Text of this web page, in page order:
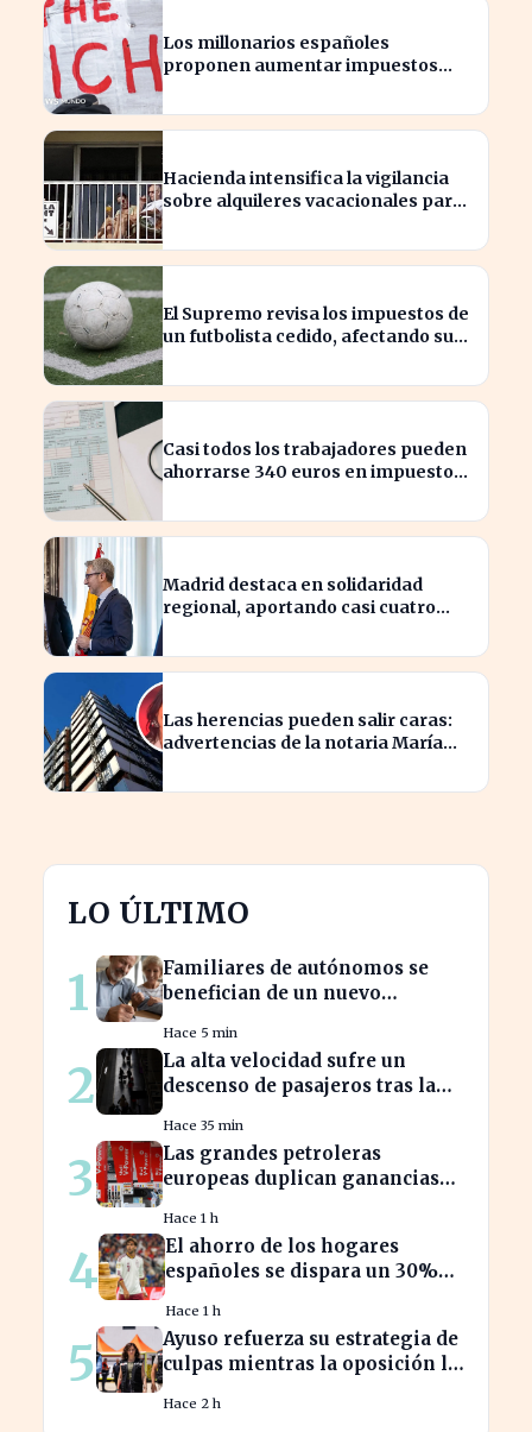
Los millonarios españoles
proponen aumentar impuestos
económica
Hacienda intensifica la vigilancia
sobre alquileres vacacionales para
El Supremo revisa los impuestos de
un futbolista cedido, afectando su
Casi todos los trabajadores pueden
ahorrarse 340 euros en impuestos,
Madrid destaca en solidaridad
regional, aportando casi cuatro
Las herencias pueden salir caras:
advertencias de la notaria María
LO ÚLTIMO
1
Familiares de autónomos se
benefician de un nuevo
Hace 5 min
2
La alta velocidad sufre un
descenso de pasajeros tras la
Hace 35 min
3
Las grandes petroleras
europeas duplican ganancias
Hace 1 h
4
El ahorro de los hogares
españoles se dispara un 30%
Hace 1 h
5
Ayuso refuerza su estrategia de
culpas mientras la oposición la
Hace 2 h